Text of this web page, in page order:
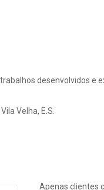
desenvolvidos e
Velha, E.S.
Apenas clientes